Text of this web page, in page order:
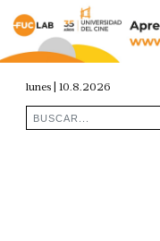
lunes | 10.8.2026